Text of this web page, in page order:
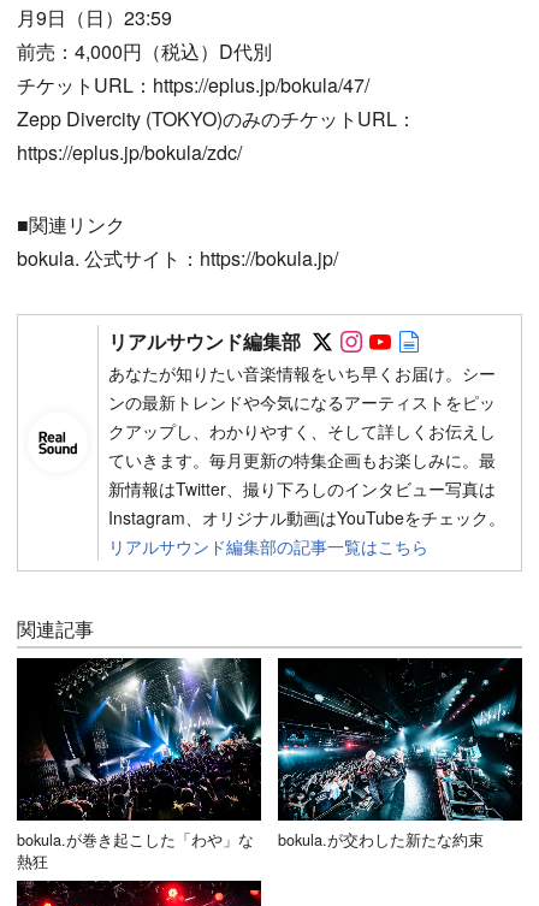
月9日（日）23:59
前売：4,000円（税込）D代別
チケットURL：https://eplus.jp/bokula/47/
Zepp Divercity (TOKYO)のみのチケットURL：
https://eplus.jp/bokula/zdc/
■関連リンク
bokula. 公式サイト：https://bokula.jp/
リアルサウンド編集部 Follow on SNS
Follow on SNS
Follow on
あなたが知りたい音楽情報をいち早くお届け。シー
ンの最新トレンドや今気になるアーティストをピッ
クアップし、わかりやすく、そして詳しくお伝えし
ていきます。毎月更新の特集企画もお楽しみに。最
新情報はTwitter、撮り下ろしのインタビュー写真は
Instagram、オリジナル動画はYouTubeをチェック。
リアルサウンド編集部の記事一覧はこちら
関連記事
bokula.が巻き起こした「わや」な
熱狂
bokula.が交わした新たな約束